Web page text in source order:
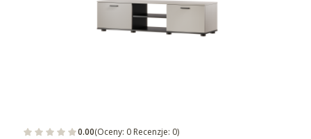
0.00(Oceny: 0 Recenzje: 0)